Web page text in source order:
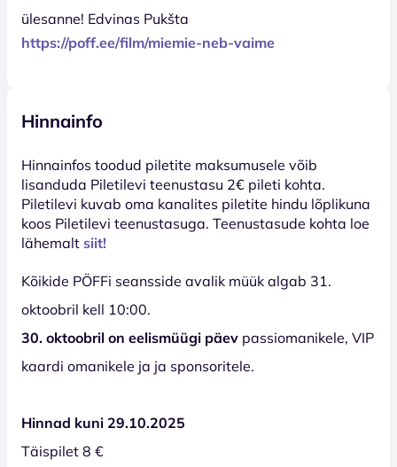
ülesanne! Edvinas Pukšta
https://poff.ee/film/miemie-neb-vaime
Hinnainfo
Hinnainfos toodud piletite maksumusele võib
lisanduda Piletilevi teenustasu 2€ pileti kohta.
Piletilevi kuvab oma kanalites piletite hindu lõplikuna
koos Piletilevi teenustasuga. Teenustasude kohta loe
lähemalt siit!
Kõikide PÖFFi seansside avalik müük algab 31.
oktoobril kell 10:00.
30. oktoobril on eelismüügi päev passiomanikele, VIP
kaardi omanikele ja ja sponsoritele.
Hinnad kuni 29.10.2025
Täispilet 8 €